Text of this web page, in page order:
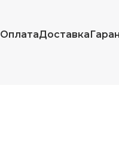
ОплатаДоставка